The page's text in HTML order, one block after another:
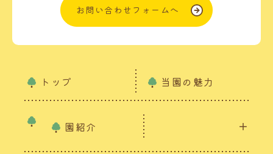
お問い合わせフォームへ
トップ 当園の魅力
園紹介